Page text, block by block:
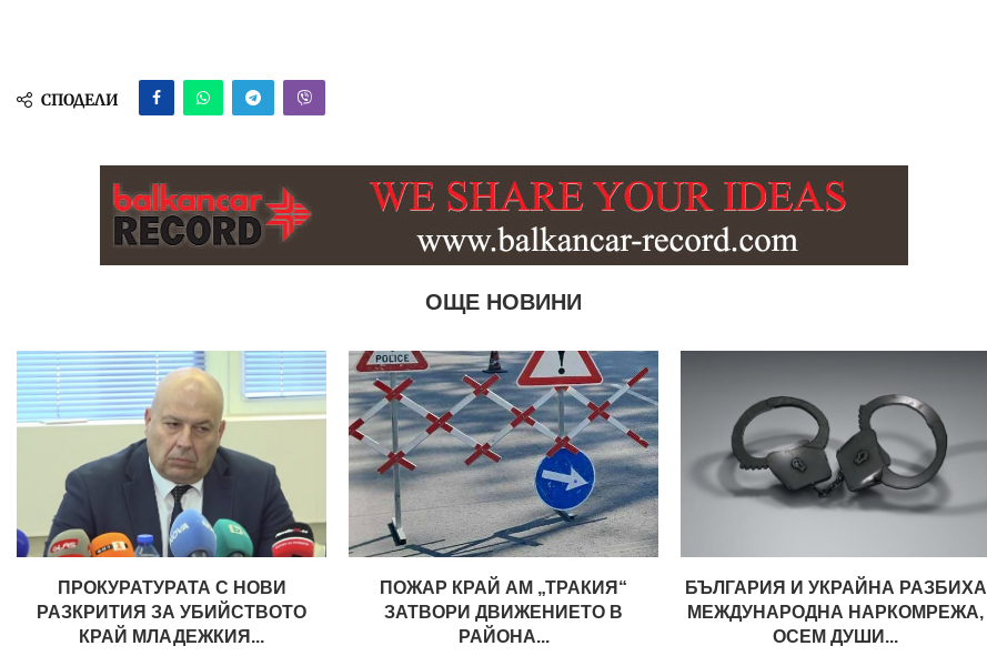
СПОДЕЛИ
ОЩЕ НОВИНИ
ПРОКУРАТУРАТА С НОВИ
РАЗКРИТИЯ ЗА УБИЙСТВОТО
КРАЙ МЛАДЕЖКИЯ...
ПОЖАР КРАЙ АМ „ТРАКИЯ“
ЗАТВОРИ ДВИЖЕНИЕТО В
РАЙОНА...
БЪЛГАРИЯ И УКРАЙНА РАЗБИХА
МЕЖДУНАРОДНА НАРКОМРЕЖА,
ОСЕМ ДУШИ...